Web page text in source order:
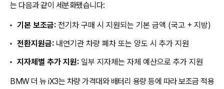
는 다음과 같이 세분화됐습니다:
기본 보조금: 전기차 구매 시 지원되는 기본 금액 (국고 + 지방)
전환지원금: 내연기관 차량 폐차 또는 양도 시 추가 지원
지자체별 추가 지원: 일부 지자체는 자체 예산으로 추가 지원
BMW 더 뉴 iX3는 차량 가격대와 배터리 용량 등에 따라 보조금 적용